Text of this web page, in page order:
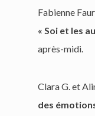
Fabienne
« Soi et les
après-midi.
Clara G. et
des